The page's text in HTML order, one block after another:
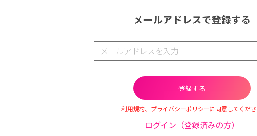
メールアドレスで登録する
利用規約、プライバシーポリシーに同意してくだ
ログイン（登録済みの方）